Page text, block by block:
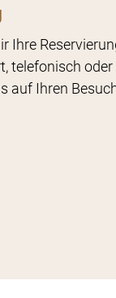
Ihre
telefonisch oder
auf Ihren